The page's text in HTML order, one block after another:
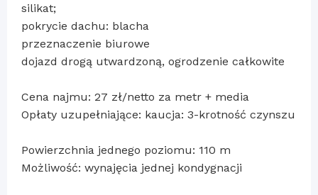
silikat;
pokrycie dachu: blacha
przeznaczenie biurowe
dojazd drogą utwardzoną, ogrodzenie całkowite
Cena najmu: 27 zł/netto za metr + media
Opłaty uzupełniające: kaucja: 3-krotność czynszu
Powierzchnia jednego poziomu: 110 m
Możliwość: wynajęcia jednej kondygnacji